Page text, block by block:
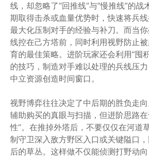
线，却忽略了“回推线”与“慢推线”的
期取得击杀或血量优势时，快速将兵
最大化压制对手的经验与补刀。而当
线控在己方塔前，同时利用视野防止
育的最佳策略。进阶玩家还会利用“囤
的技巧，制造对手难以处理的兵线压
中立资源创造时间窗口。
视野博弈往往决定了中后期的胜负走
辅助购买的真眼与扫描，但进阶思路
性”。在推掉外塔后，不要仅仅在河道
制守卫深入敌方野区入口或关键隘口
后的草丛。这样做不仅能侦测打野动